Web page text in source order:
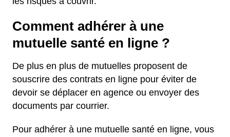
Comment adhérer à une
mutuelle santé en ligne ?
De plus en plus de mutuelles proposent de
souscrire des contrats en ligne pour éviter de
devoir se déplacer en agence ou envoyer des
documents par courrier.
Pour adhérer à une mutuelle santé en ligne, vous